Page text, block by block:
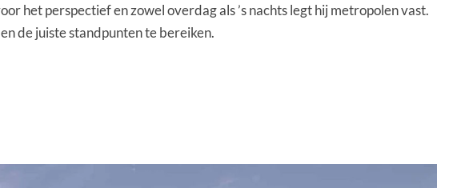
het perspectief en zowel overdag als ’s nachts legt hij metropolen vast.
de juiste standpunten te bereiken.